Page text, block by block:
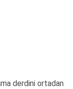
derdini ortadan